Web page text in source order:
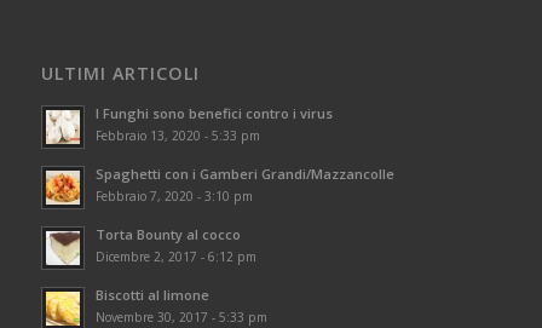
ULTIMI ARTICOLI
I Funghi sono benefici contro i virus
Febbraio 13, 2020 - 5:33 pm
Spaghetti con i Gamberi Grandi/Mazzancolle
Febbraio 7, 2020 - 3:10 pm
Torta Bounty al cocco
Dicembre 2, 2017 - 6:12 pm
Biscotti al limone
Novembre 30, 2017 - 5:33 pm